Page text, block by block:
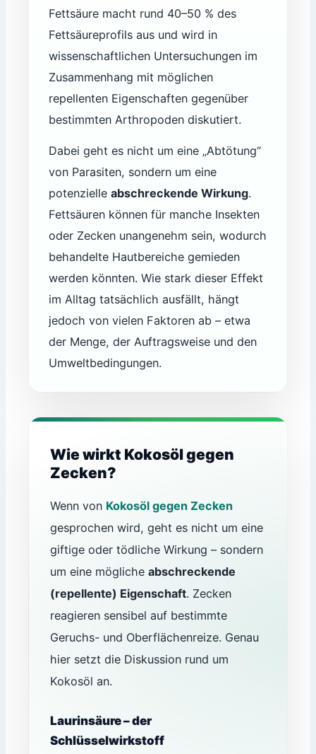
Fettsäure macht rund 40–50 % des
Fettsäureprofils aus und wird in
wissenschaftlichen Untersuchungen im
Zusammenhang mit möglichen
repellenten Eigenschaften gegenüber
bestimmten Arthropoden diskutiert.
Dabei geht es nicht um eine „Abtötung“
von Parasiten, sondern um eine
potenzielleabschreckende Wirkung.
Fettsäuren können für manche Insekten
oder Zecken unangenehm sein, wodurch
behandelte Hautbereiche gemieden
werden könnten. Wie stark dieser Effekt
im Alltag tatsächlich ausfällt, hängt
jedoch von vielen Faktoren ab – etwa
der Menge, der Auftragsweise und den
Umweltbedingungen.
Wie wirkt Kokosöl gegen
Zecken?
Wenn von Kokosöl gegen Zecken
gesprochen wird, geht es nicht um eine
giftige oder tödliche Wirkung – sondern
um eine möglicheabschreckende
(repellente) Eigenschaft. Zecken
reagieren sensibel auf bestimmte
Geruchs- und Oberflächenreize. Genau
hier setzt die Diskussion rund um
Kokosöl an.
Laurinsäure – der
Schlüsselwirkstoff